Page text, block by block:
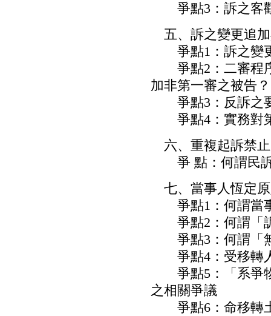
爭點3：訴之客
五、訴之變更追
爭點1：訴之變
爭點2：二審程序
加非第一審之被告？
爭點3：反訴之
爭點4：實務對
六、重複起訴禁
爭 點：何謂民訴
七、當事人恆定
爭點1：何謂當事
爭點2：何謂「訴
爭點3：何謂「無
爭點4：受移轉
爭點5：「系爭物
之相關爭議
爭點6：命移轉土